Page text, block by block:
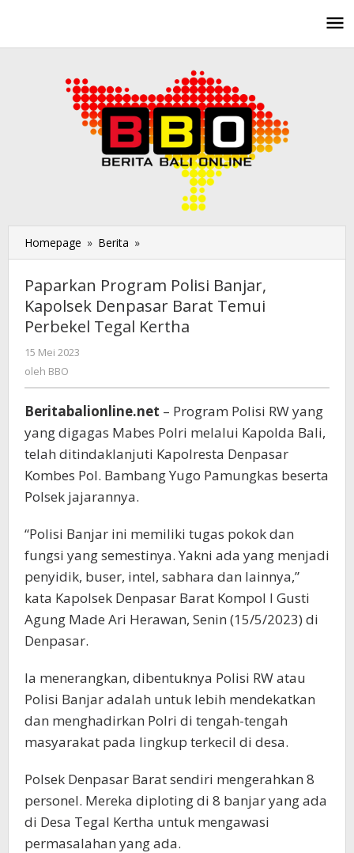
Homepage » Berita »
Program
Banjar,
Kapolsek
Denpasar
Tegal
Kertha
Paparkan Program Polisi Banjar,
Kapolsek Denpasar Barat Temui
Perbekel Tegal Kertha
15 Mei 2023
oleh BBO
Beritabalionline.net – Program Polisi RW yang
yang digagas Mabes Polri melalui Kapolda Bali,
telah ditindaklanjuti Kapolresta Denpasar
Kombes Pol. Bambang Yugo Pamungkas beserta
Polsek jajarannya.
“Polisi Banjar ini memiliki tugas pokok dan
fungsi yang semestinya. Yakni ada yang menjadi
penyidik, buser, intel, sabhara dan lainnya,”
kata Kapolsek Denpasar Barat Kompol I Gusti
Agung Made Ari Herawan, Senin (15/5/2023) di
Denpasar.
Ia menerangkan, dibentuknya Polisi RW atau
Polisi Banjar adalah untuk lebih mendekatkan
dan menghadirkan Polri di tengah-tengah
masyarakat pada lingkup terkecil di desa.
Polsek Denpasar Barat sendiri mengerahkan 8
personel. Mereka diploting di 8 banjar yang ada
di Desa Tegal Kertha untuk mengawasi
permasalahan yang ada.